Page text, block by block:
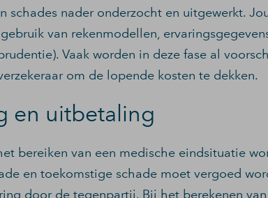
schades nader onderzocht en uitgewerkt.
van rekenmodellen,
Vaak worden in deze fase al
om de lopende kosten te dekken.
en uitbetaling
bereiken van een medische eindsituatie
en toekomstige schade moet vergoed
door de tegenpartij. Bij het berekenen